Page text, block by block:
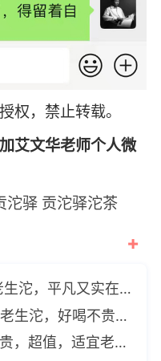
权，禁止转载。
艾文华老师个人微
沱驿 贡沱驿沱茶
+
限量60沱，贡沱驿14年陈老生沱，平凡又实在的一款老茶
艾老师选茶：贡沱驿12年陈老生沱，好喝不贵，滋味厚重浓酽
贡沱驿陈老生沱：好喝，不贵，超值，适宜老茶客品鉴